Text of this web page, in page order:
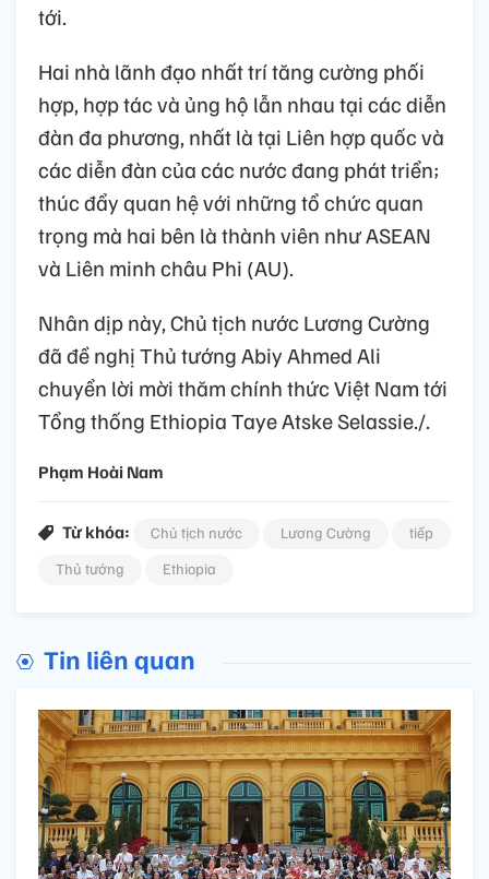
tới.
Hai nhà lãnh đạo nhất trí tăng cường phối
hợp, hợp tác và ủng hộ lẫn nhau tại các diễn
đàn đa phương, nhất là tại Liên hợp quốc và
các diễn đàn của các nước đang phát triển;
thúc đẩy quan hệ với những tổ chức quan
trọng mà hai bên là thành viên như ASEAN
và Liên minh châu Phi (AU).
Nhân dịp này, Chủ tịch nước Lương Cường
đã đề nghị Thủ tướng Abiy Ahmed Ali
chuyển lời mời thăm chính thức Việt Nam tới
Tổng thống Ethiopia Taye Atske Selassie./.
Phạm Hoài Nam
Từ khóa: Chủ tịch nước Lương Cường
tiếp
Thủ tướng
Ethiopia
Tin liên quan